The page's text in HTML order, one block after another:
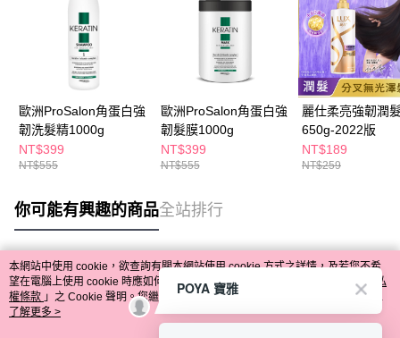
歐洲ProSalon角蛋白強
韌洗髮精1000g
NT$399
NT$555
歐洲ProSalon角蛋白強
韌髮膜1000g
NT$399
NT$555
麗仕柔亮強韌潤
650g-2022版
NT$189
NT$259
你可能有興趣的商品全站排行
熱門標籤
本網站中使用 cookie，欲查詢有關本網站使用 cookie 方式之詳情，及若您不希
望在電腦上使用 cookie 時應如何變更電腦的 cookie 設定，請參閱本網站「 隱私
權條款 」之 Cookie 聲明。您繼續使用本網站即表示您同意本公司得按本網站使
用條款之 Cookie 聲明使用 cookie。
了解更多 >
POYA 寶雅